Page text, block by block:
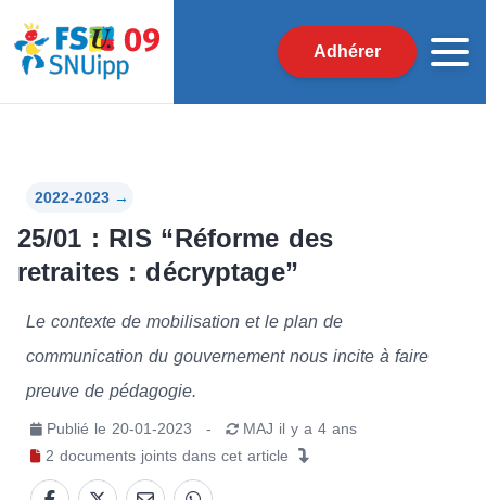
Adhérer
2022-2023 →
25/01 : RIS “Réforme des
retraites : décryptage”
Le contexte de mobilisation et le plan de
communication du gouvernement nous incite à faire
preuve de pédagogie.
Publié le 20-01-2023 - MAJ il y a 4 ans
2 documents joints dans cet article